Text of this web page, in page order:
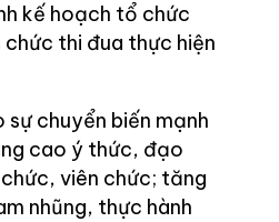
kế hoạch tổ chức
thi đua thực hiện
chuyển biến mạnh
cao ý thức, đạo
viên chức; tăng
nhũng, thực hành